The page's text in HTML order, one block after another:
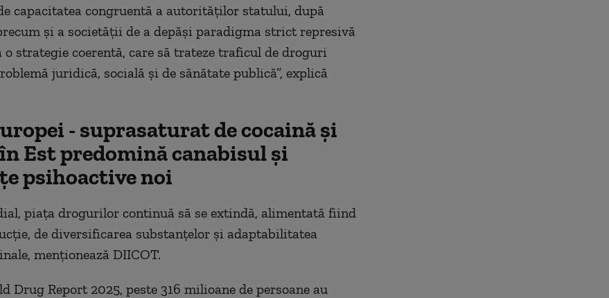
capacitatea congruentă a autorităţilor statului, după
şi a societăţii de a depăşi paradigma strict represivă
o strategie coerentă, care să trateze traficul de droguri
juridică, socială şi de sănătate publică”, explică
- suprasaturat de cocaină şi
Est predomină canabisul şi
psihoactive noi
piaţa drogurilor continuă să se extindă, alimentată fiind
de diversificarea substanţelor şi adaptabilitatea
menţionează DIICOT.
Drug Report 2025, peste 316 milioane de persoane au